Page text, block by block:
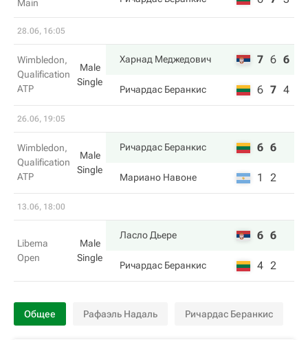
Main
28.06, 16:05
Wimbledon,
Qualification
ATP
Male
Single
Харнад Меджедович 7 6 6
Ричардас Беранкис 6 7 4
26.06, 19:05
Wimbledon,
Qualification
ATP
Male
Single
Ричардас Беранкис 6 6
Мариано Навоне 1 2
13.06, 18:00
Libema
Open
Male
Single
Ласло Дьере 6 6
Ричардас Беранкис 4 2
Общее Рафаэль Надаль Ричардас Беранкис